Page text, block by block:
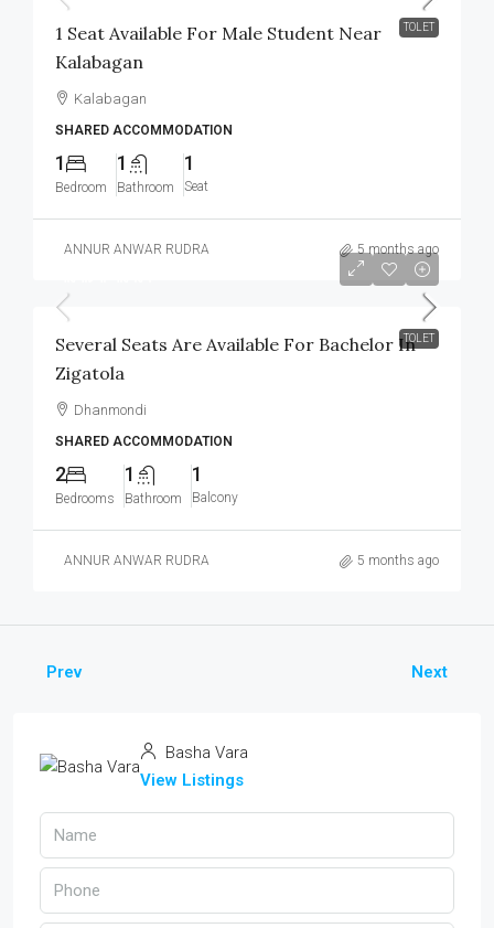
TOLET
1 Seat Available For Male Student Near
Kalabagan
Kalabagan
SHARED ACCOMMODATION
1
Bedroom
1
Bathroom
1
Seat
ANNUR ANWAR RUDRA 5 months ago
TOLET
Several Seats Are Available For Bachelor In
Zigatola
Dhanmondi
SHARED ACCOMMODATION
2
Bedrooms
1
Bathroom
1
Balcony
ANNUR ANWAR RUDRA 5 months ago
Prev Next
Basha Vara
View Listings